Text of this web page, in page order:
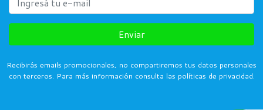
Enviar
Recibirás emails promocionales, no compartiremos tus datos personales
con terceros. Para más información consulta las políticas de privacidad.